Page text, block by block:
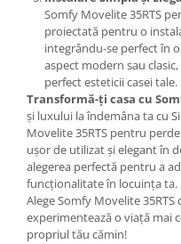
Somfy Movelite 35RTS
proiectată pentru o
integrându-se perfect în
aspect modern sau
perfect esteticii casei tale.
Transformă-ți casa cu
și luxului la îndemâna ta cu
Movelite 35RTS pentru
ușor de utilizat și elegant în
alegerea perfectă pentru a
funcționalitate în locuința ta.
Alege Somfy Movelite
experimentează o viață mai
propriul tău cămin!